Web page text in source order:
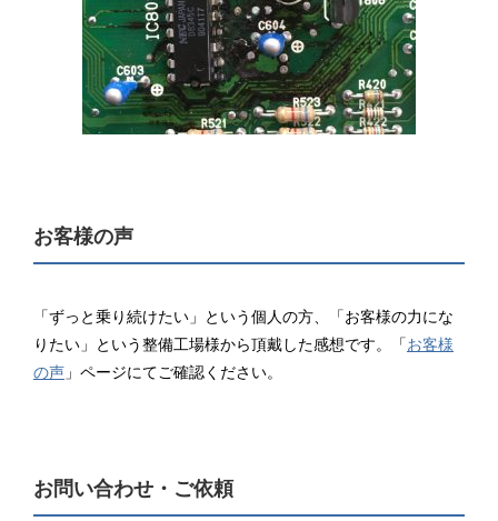
お客様の声
「ずっと乗り続けたい」という個人の方、「お客様の力にな
りたい」という整備工場様から頂戴した感想です。「お客様
の声 」ページにてご確認ください。
お問い合わせ・ご依頼